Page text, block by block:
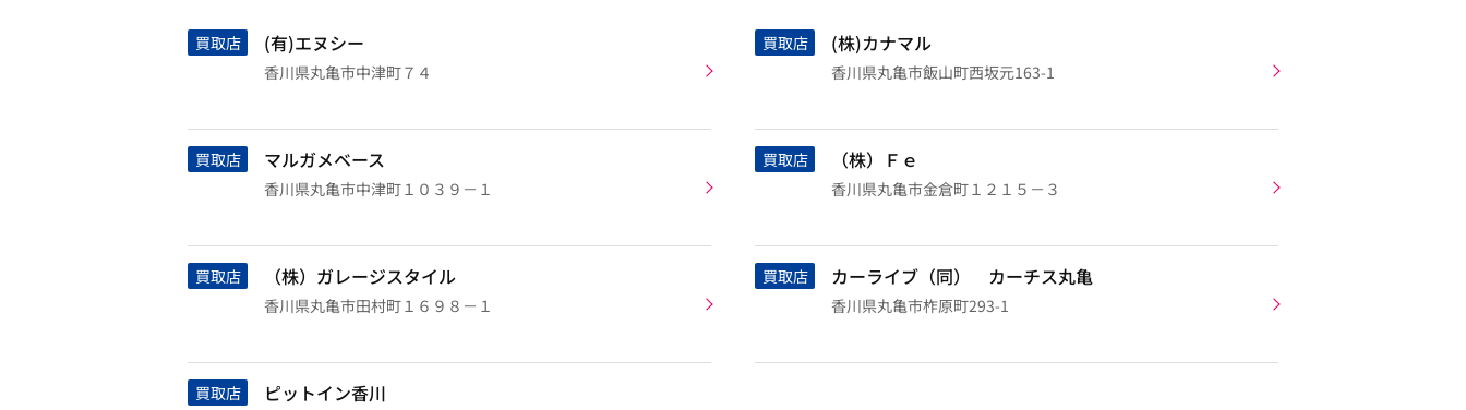
買取店 (有)エヌシー
香川県丸亀市中津町７４
買取店 (株)カナマル
香川県丸亀市飯山町西坂元163-1
買取店 マルガメベース
香川県丸亀市中津町１０３９－１
買取店 （株）Ｆｅ
香川県丸亀市金倉町１２１５－３
買取店 （株）ガレージスタイル
香川県丸亀市田村町１６９８－１
買取店 カーライブ（同） カーチス丸亀
香川県丸亀市柞原町293-1
買取店 ピットイン香川